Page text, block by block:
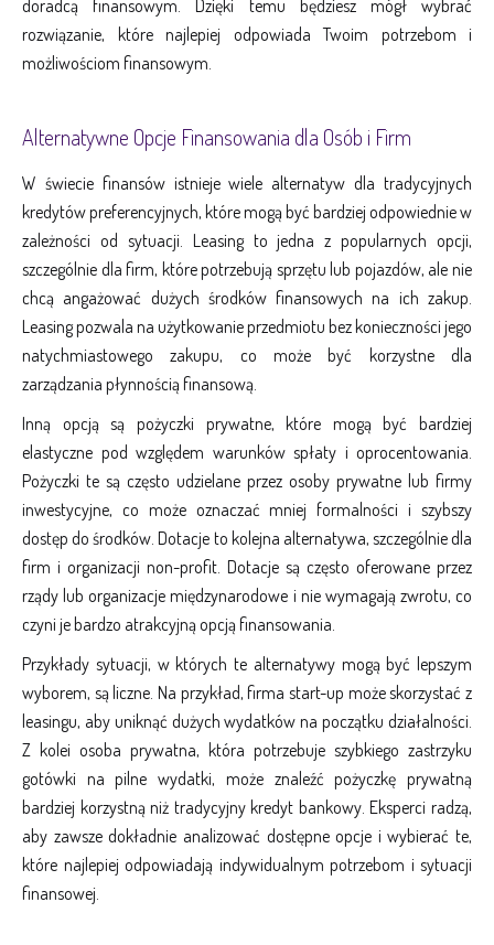
doradcą finansowym. Dzięki temu będziesz mógł wybrać
rozwiązanie, które najlepiej odpowiada Twoim potrzebom i
możliwościom finansowym.
Alternatywne Opcje Finansowania dla Osób i Firm
W świecie finansów istnieje wiele alternatyw dla tradycyjnych
kredytów preferencyjnych, które mogą być bardziej odpowiednie w
zależności od sytuacji. Leasing to jedna z popularnych opcji,
szczególnie dla firm, które potrzebują sprzętu lub pojazdów, ale nie
chcą angażować dużych środków finansowych na ich zakup.
Leasing pozwala na użytkowanie przedmiotu bez konieczności jego
natychmiastowego zakupu, co może być korzystne dla
zarządzania płynnością finansową.
Inną opcją są pożyczki prywatne, które mogą być bardziej
elastyczne pod względem warunków spłaty i oprocentowania.
Pożyczki te są często udzielane przez osoby prywatne lub firmy
inwestycyjne, co może oznaczać mniej formalności i szybszy
dostęp do środków. Dotacje to kolejna alternatywa, szczególnie dla
firm i organizacji non-profit. Dotacje są często oferowane przez
rządy lub organizacje międzynarodowe i nie wymagają zwrotu, co
czyni je bardzo atrakcyjną opcją finansowania.
Przykłady sytuacji, w których te alternatywy mogą być lepszym
wyborem, są liczne. Na przykład, firma start-up może skorzystać z
leasingu, aby uniknąć dużych wydatków na początku działalności.
Z kolei osoba prywatna, która potrzebuje szybkiego zastrzyku
gotówki na pilne wydatki, może znaleźć pożyczkę prywatną
bardziej korzystną niż tradycyjny kredyt bankowy. Eksperci radzą,
aby zawsze dokładnie analizować dostępne opcje i wybierać te,
które najlepiej odpowiadają indywidualnym potrzebom i sytuacji
finansowej.